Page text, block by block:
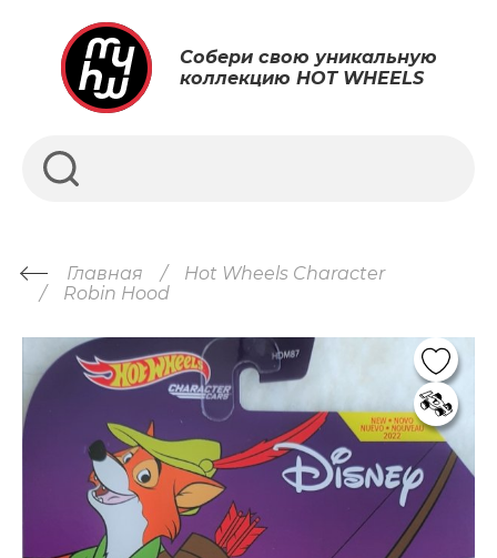
Собери свою уникальную
коллекцию HOT WHEELS
Главная
Hot Wheels Character
Robin Hood